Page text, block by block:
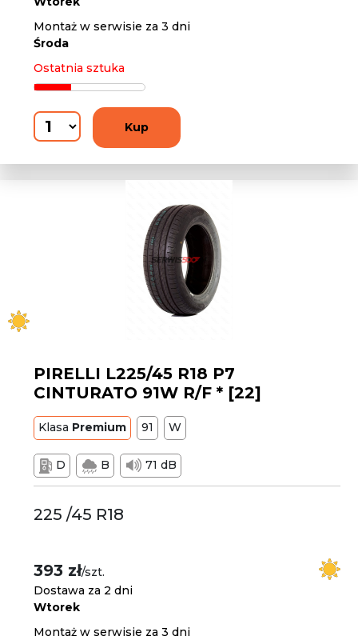
Montaż w serwisie za 3 dni
Środa
Ostatnia sztuka
Kup
PIRELLI L225/45 R18 P7
CINTURATO 91W R/F * [22]
Klasa Premium 91 W
D B 71 dB
225 /45 R18
393 zł/szt.
Dostawa za 2 dni
Wtorek
Montaż w serwisie za 3 dni